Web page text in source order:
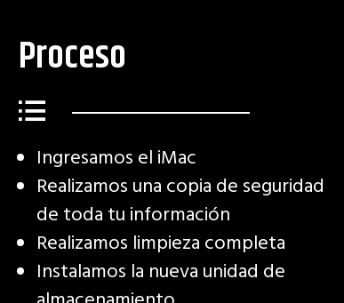
Proceso
Ingresamos el iMac
Realizamos una copia de seguridad
de toda tu información
Realizamos limpieza completa
Instalamos la nueva unidad de